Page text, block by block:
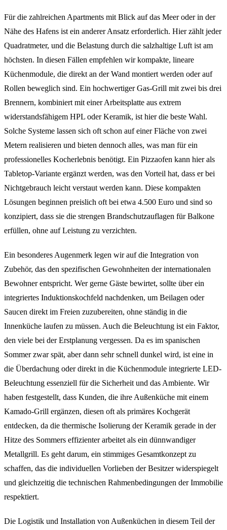
Für die zahlreichen Apartments mit Blick auf das Meer oder in der
Nähe des Hafens ist ein anderer Ansatz erforderlich. Hier zählt jeder
Quadratmeter, und die Belastung durch die salzhaltige Luft ist am
höchsten. In diesen Fällen empfehlen wir kompakte, lineare
Küchenmodule, die direkt an der Wand montiert werden oder auf
Rollen beweglich sind. Ein hochwertiger Gas-Grill mit zwei bis drei
Brennern, kombiniert mit einer Arbeitsplatte aus extrem
widerstandsfähigem HPL oder Keramik, ist hier die beste Wahl.
Solche Systeme lassen sich oft schon auf einer Fläche von zwei
Metern realisieren und bieten dennoch alles, was man für ein
professionelles Kocherlebnis benötigt. Ein Pizzaofen kann hier als
Tabletop-Variante ergänzt werden, was den Vorteil hat, dass er bei
Nichtgebrauch leicht verstaut werden kann. Diese kompakten
Lösungen beginnen preislich oft bei etwa 4.500 Euro und sind so
konzipiert, dass sie die strengen Brandschutzauflagen für Balkone
erfüllen, ohne auf Leistung zu verzichten.
Ein besonderes Augenmerk legen wir auf die Integration von
Zubehör, das den spezifischen Gewohnheiten der internationalen
Bewohner entspricht. Wer gerne Gäste bewirtet, sollte über ein
integriertes Induktionskochfeld nachdenken, um Beilagen oder
Saucen direkt im Freien zuzubereiten, ohne ständig in die
Innenküche laufen zu müssen. Auch die Beleuchtung ist ein Faktor,
den viele bei der Erstplanung vergessen. Da es im spanischen
Sommer zwar spät, aber dann sehr schnell dunkel wird, ist eine in
die Überdachung oder direkt in die Küchenmodule integrierte LED-
Beleuchtung essenziell für die Sicherheit und das Ambiente. Wir
haben festgestellt, dass Kunden, die ihre Außenküche mit einem
Kamado-Grill ergänzen, diesen oft als primäres Kochgerät
entdecken, da die thermische Isolierung der Keramik gerade in der
Hitze des Sommers effizienter arbeitet als ein dünnwandiger
Metallgrill. Es geht darum, ein stimmiges Gesamtkonzept zu
schaffen, das die individuellen Vorlieben der Besitzer widerspiegelt
und gleichzeitig die technischen Rahmenbedingungen der Immobilie
respektiert.
Die Logistik und Installation von Außenküchen in diesem Teil der